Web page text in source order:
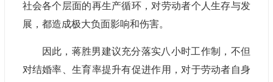
社会各个层面的再生产循环，对劳动者个人生存与发
展，都造成极大负面影响和伤害。
因此，蒋胜男建议充分落实八小时工作制，不但
对结婚率、生育率提升有促进作用，对于劳动者自身